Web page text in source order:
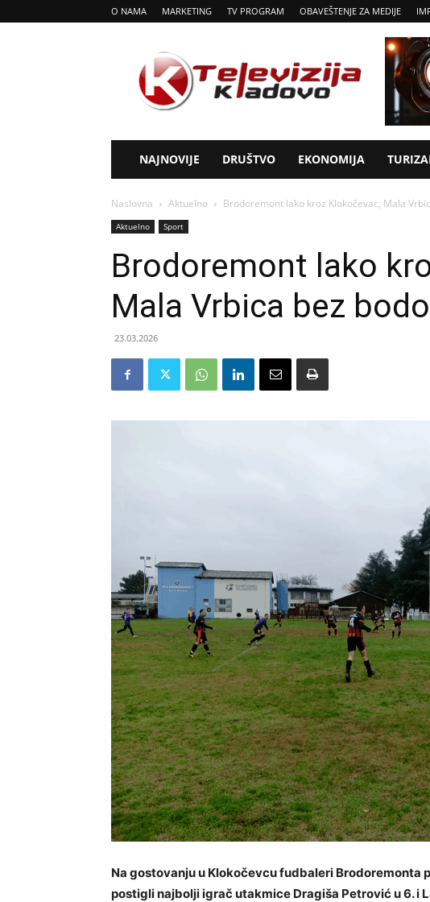
O NAMA MARKETING TV PROGRAM OBAVEŠTENJE ZA MEDIJE
Tv
Kladovo
NAJNOVIJE DRUŠTVO EKONOMIJA
Naslovna Aktuelno Brodoremont lako kroz Klokočevac, Mala
Aktuelno Sport
Brodoremont lako
Mala Vrbica bez
23.03.2026
Na gostovanju u Klokočevcu fudbaleri Brodoremonta
postigli najbolji igrač utakmice Dragiša Petrović u 6. i